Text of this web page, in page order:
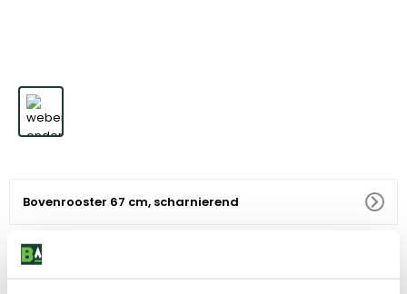
Bovenrooster 67 cm, scharnierend
134